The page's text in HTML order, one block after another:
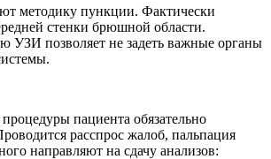
методику пункции. Фактически
стенки брюшной области.
УЗИ позволяет не задеть важные органы
пациента обязательно
расспрос жалоб, пальпация
направляют на сдачу анализов: